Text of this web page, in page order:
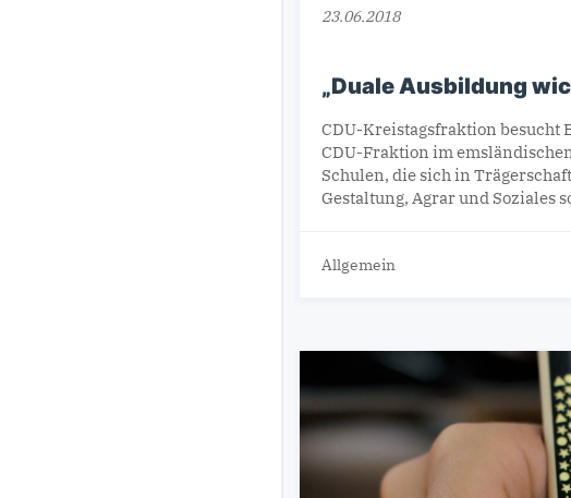
23.06.2018
„Duale Ausbildung
CDU-Kreistagsfraktion besucht
CDU-Fraktion im
Schulen, die sich in
Gestaltung, Agrar und Soziales
Allgemein